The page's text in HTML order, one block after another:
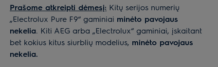
Prašome atkreipti dėmesį: Kitų serijos numerių
„Electrolux Pure F9“ gaminiai minėto pavojaus
nekelia. Kiti AEG arba „Electrolux“ gaminiai, įskaitant
bet kokius kitus siurblių modelius, minėto pavojaus
nekelia.